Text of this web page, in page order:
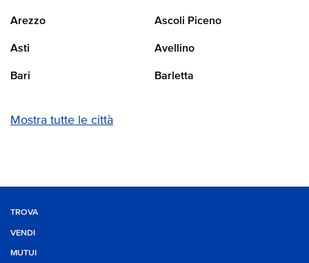
Arezzo Ascoli Piceno
Asti Avellino
Bari Barletta
Mostra tutte le città
TROVA
VENDI
MUTUI